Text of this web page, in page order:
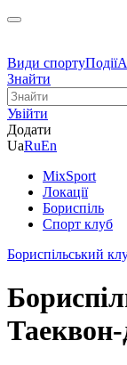
Види спортуПодії
Знайти
Увійти
Додати
UaRuEn
MixSport
Локації
Бориспіль
Спорт клуб
Бориспільський